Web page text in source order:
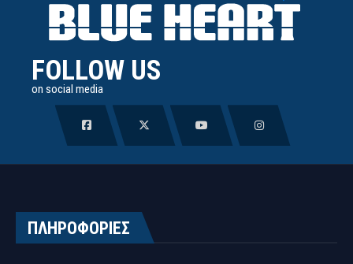
FOLLOW US
on social media
ΠΛΗΡΟΦΟΡΙΕΣ